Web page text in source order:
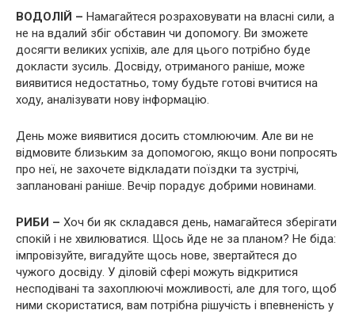
ВОДОЛІЙ – Намагайтеся розраховувати на власні сили, а
не на вдалий збіг обставин чи допомогу. Ви зможете
досягти великих успіхів, але для цього потрібно буде
докласти зусиль. Досвіду, отриманого раніше, може
виявитися недостатньо, тому будьте готові вчитися на
ходу, аналізувати нову інформацію.
День може виявитися досить стомлюючим. Але ви не
відмовите близьким за допомогою, якщо вони попросять
про неї, не захочете відкладати поїздки та зустрічі,
заплановані раніше. Вечір порадує добрими новинами.
РИБИ – Хоч би як складався день, намагайтеся зберігати
спокій і не хвилюватися. Щось йде не за планом? Не біда:
імпровізуйте, вигадуйте щось нове, звертайтеся до
чужого досвіду. У діловій сфері можуть відкритися
несподівані та захоплюючі можливості, але для того, щоб
ними скористатися, вам потрібна рішучість і впевненість у